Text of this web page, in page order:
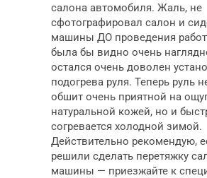
салона автомобиля. Жаль, не
сфотографировал салон и
машины ДО проведения
была бы видно очень
остался очень доволен
подогрева руля. Теперь руль
обшит очень приятной на
натуральной кожей, но и
согревается холодной зимой.
Действительно рекомендую,
решили сделать перетяжку
машины — приезжайте к